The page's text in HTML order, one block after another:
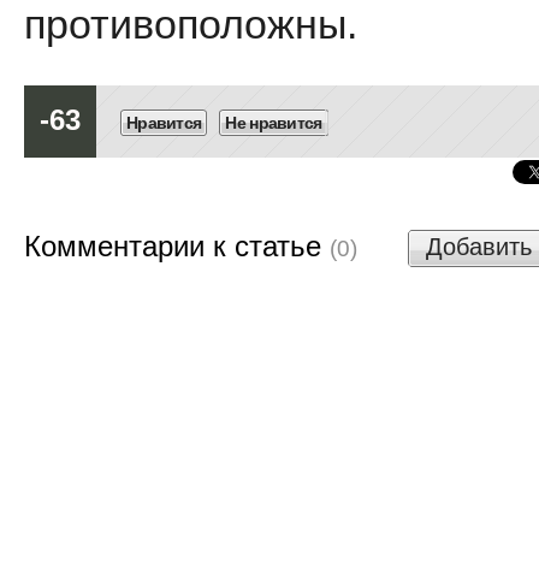
противоположны.
-63 Нравится Не нравится
Комментарии к статье (0)